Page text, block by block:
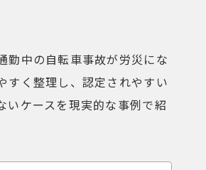
MOVE XS
Cavet
Accessory
勤中の自転車事故が労災にな
すく整理し、認定されやすい
いケースを現実的な事例で紹